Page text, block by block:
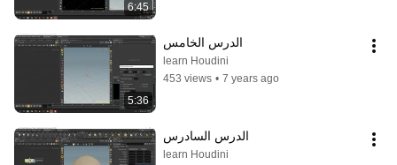
6:45
5:36
الدرس الخامس
learn Houdini
453 views • 7 years ago
الدرس السادرس
learn Houdini